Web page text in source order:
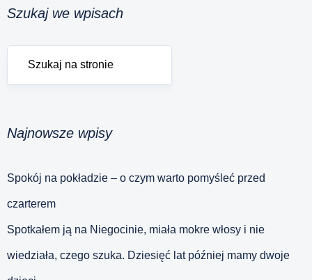
Szukaj we wpisach
Najnowsze wpisy
Spokój na pokładzie – o czym warto pomyśleć przed
czarterem
Spotkałem ją na Niegocinie, miała mokre włosy i nie
wiedziała, czego szuka. Dziesięć lat później mamy dwoje